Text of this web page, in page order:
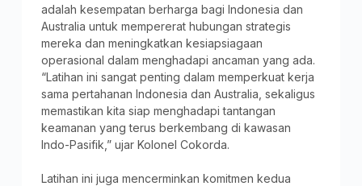
adalah kesempatan berharga bagi Indonesia dan
Australia untuk mempererat hubungan strategis
mereka dan meningkatkan kesiapsiagaan
operasional dalam menghadapi ancaman yang ada.
“Latihan ini sangat penting dalam memperkuat kerja
sama pertahanan Indonesia dan Australia, sekaligus
memastikan kita siap menghadapi tantangan
keamanan yang terus berkembang di kawasan
Indo-Pasifik,” ujar Kolonel Cokorda.
Latihan ini juga mencerminkan komitmen kedua